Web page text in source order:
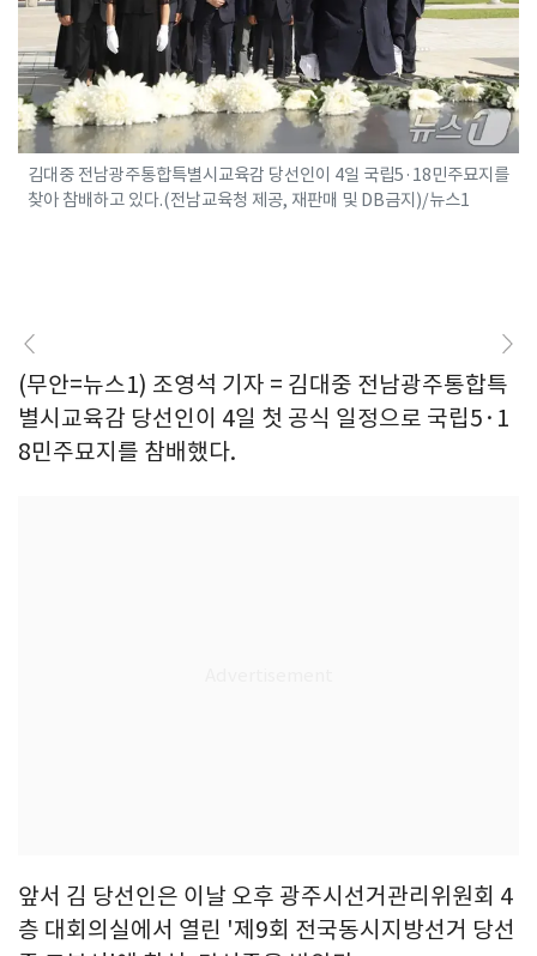
김대중 전남광주통합특별시교육감 당선인이 4일 국립5·18민주묘지를
찾아 참배하고 있다.(전남교육청 제공, 재판매 및 DB금지)/뉴스1
(무안=뉴스1) 조영석 기자 = 김대중 전남광주통합특
별시교육감 당선인이 4일 첫 공식 일정으로 국립5·1
8민주묘지를 참배했다.
앞서 김 당선인은 이날 오후 광주시선거관리위원회 4
층 대회의실에서 열린 '제9회 전국동시지방선거 당선